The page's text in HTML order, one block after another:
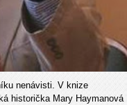
nenávisti. V knize
historička Mary Haymanová